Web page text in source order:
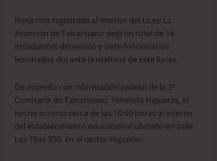
‼️Una riña registrada al interior del Liceo La
Asunción de Talcahuano dejó un total de 14
estudiantes detenidos y siete funcionarios
lesionados durante la mañana de este lunes.
De acuerdo con información policial de la 2ª
Comisaría de Talcahuano, Tenencia Higueras, el
hecho ocurrió cerca de las 10:40 horas al interior
del establecimiento educacional ubicado en calle
Los Tilos 350, en el sector Higueras.